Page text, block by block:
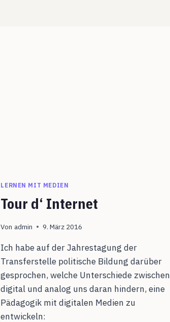
LERNEN MIT MEDIEN
Tour d‘ Internet
Von admin 9. März 2016
Ich habe auf der Jahrestagung der
Transferstelle politische Bildung darüber
gesprochen, welche Unterschiede zwischen
digital und analog uns daran hindern, eine
Pädagogik mit digitalen Medien zu
entwickeln: